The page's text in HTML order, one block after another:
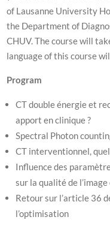
of Lausanne University
the Department of
CHUV. The course will
language of this course
Program
CT double énergie et
apport en clinique ?
Spectral Photon
CT interventionnel,
Influence des
sur la qualité de
Retour sur l’article 36
l’optimisation